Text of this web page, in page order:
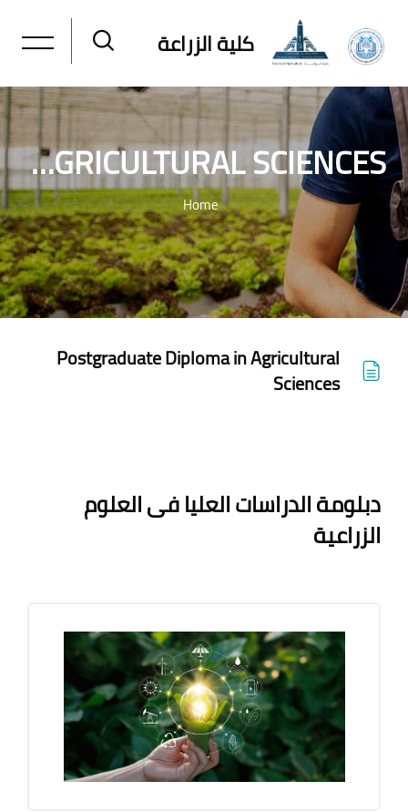
كلية الزراعة
POSTGRADUATE DIPLOMA IN AGRICULTURAL SCIENCES
Home
Postgraduate Diploma in Agricultural
Sciences
الكتل
دبلومة الدراسات العليا فى العلوم
الزراعية